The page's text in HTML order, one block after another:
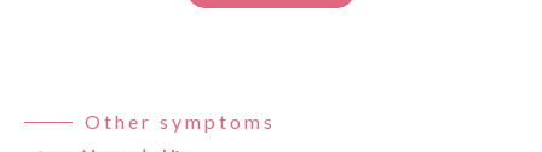
Other symptoms